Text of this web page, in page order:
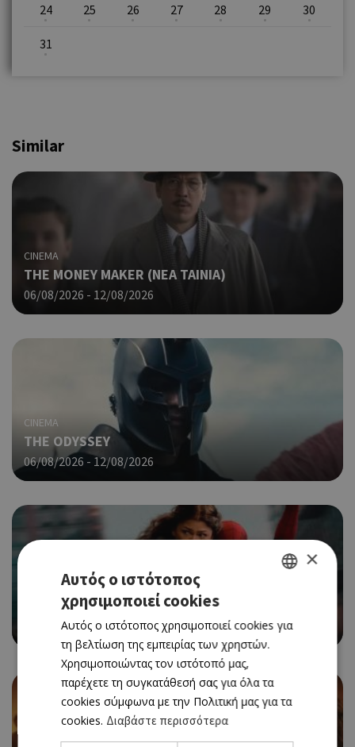
24 25 26 27 28 29 30
31
Similar
CINEMA
THE MONEY MAKER (ΝΕΑ ΤΑΙΝΙΑ)
06/08/2026 - 12/08/2026
CINEMA
THE ODYSSEY
06/08/2026 - 12/08/2026
SPIDER-MAN: BRAND NEW DAY
06/08/2026 - 12/08/2026
ENGLISH
×
Αυτός ο ιστότοπος
χρησιμοποιεί cookies
Αυτός ο ιστότοπος χρησιμοποιεί cookies για
τη βελτίωση της εμπειρίας των χρηστών.
Χρησιμοποιώντας τον ιστότοπό μας,
παρέχετε τη συγκατάθεσή σας για όλα τα
cookies σύμφωνα με την Πολιτική μας για τα
cookies. Διαβάστε περισσότερα